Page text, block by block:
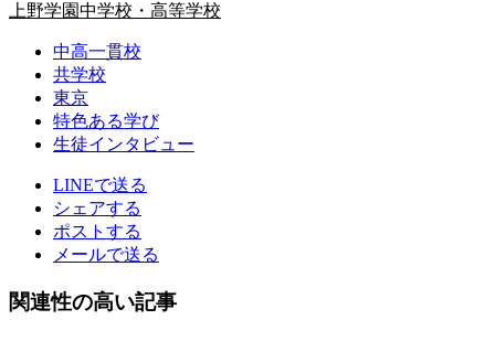
上野学園中学校・高等学校
中高一貫校
共学校
東京
特色ある学び
生徒インタビュー
LINEで送る
シェアする
ポストする
メールで送る
関連性の高い記事